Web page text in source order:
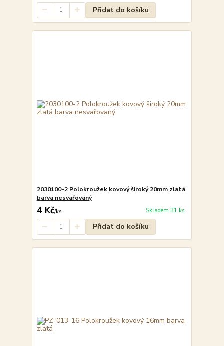
Přidat do košíku
2030100-2 Polokroužek kovový široký 20mm zlatá
barva nesvařovaný
4 Kč/ks Skladem 31 ks
Přidat do košíku